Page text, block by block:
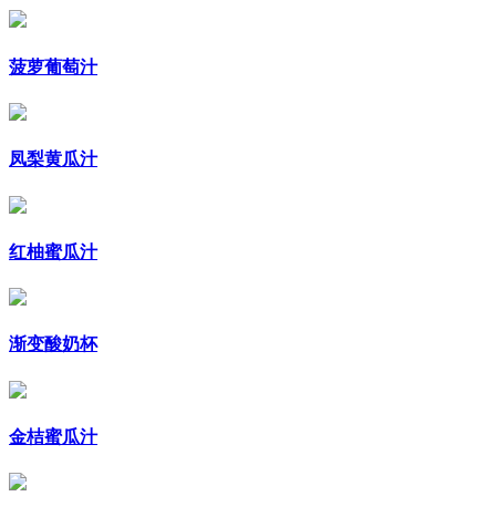
菠萝葡萄汁
凤梨黄瓜汁
红柚蜜瓜汁
渐变酸奶杯
金桔蜜瓜汁